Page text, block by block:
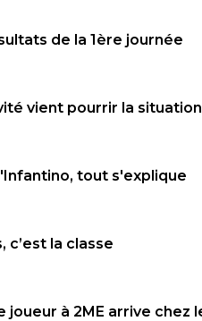
de la 1ère journée
vient pourrir la situation
tout s'explique
c’est la classe
joueur à 2ME arrive chez